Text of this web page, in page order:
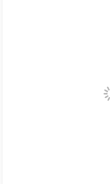
停電中に動じないで構え
ラグーラビットに関する
に発生したように思われ